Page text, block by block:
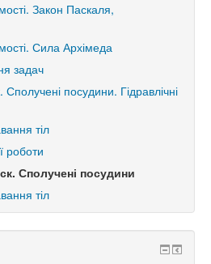
Закон Паскаля,
Сила Архімеда
задач
Сполучені посудини. Гідравлічні
тіл
роботи
Сполучені посудини
тіл